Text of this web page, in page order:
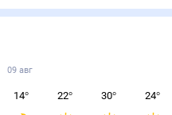
09 авг
14° 22° 30° 24°